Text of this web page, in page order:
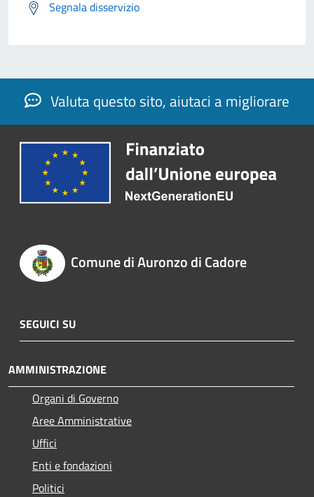
Segnala disservizio
Valuta questo sito, aiutaci a migliorare
Comune di Auronzo di Cadore
SEGUICI SU
AMMINISTRAZIONE
Organi di Governo
Aree Amministrative
Uffici
Enti e fondazioni
Politici